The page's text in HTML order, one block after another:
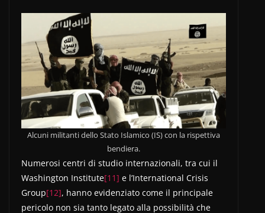
Alcuni militanti dello Stato Islamico (IS) con la rispettiva
bendiera.
Numerosi centri di studio internazionali, tra cui il
Washington Institute[11] e l’International Crisis
Group[12], hanno evidenziato come il principale
pericolo non sia tanto legato alla possibilità che